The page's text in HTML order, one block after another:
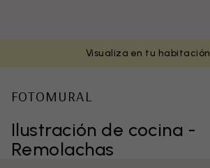
Visualiza en tu habitación
Ilustración de cocina -
Remolachas
FOTOMURAL